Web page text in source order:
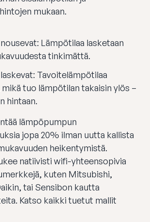
mukaan.
Lämpötilaa lasketaan
tinkimättä.
Tavoitelämpötilaa
tuo lämpötilan takaisin ylös –
hintaan.
lämpöpumpun
jopa 20% ilman uutta kallista
heikentymistä.
natiivisti wifi-yhteensopivia
kuten Mitsubishi,
tai Sensibon kautta
Katso kaikki tuetut mallit